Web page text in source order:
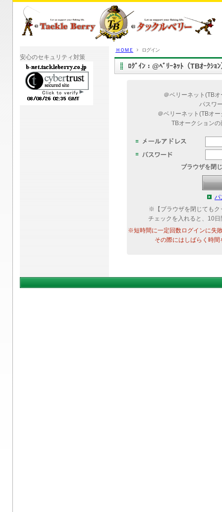
ＨＯＭＥ ログイン
ﾛｸﾞｲﾝ：@ﾍﾞﾘｰﾈｯﾄ（TBｵｰｸｼｮ
＠ベリーネット(TB
パスワ
＠ベリーネット(TBオ
TBオークション
パ
※【ブラウザを閉じてもク
チェックを入れると、10
※短時間に一定回数ログインに失
その際にはしばらく時
ブラウザを閉
安心のセキュリティ対策